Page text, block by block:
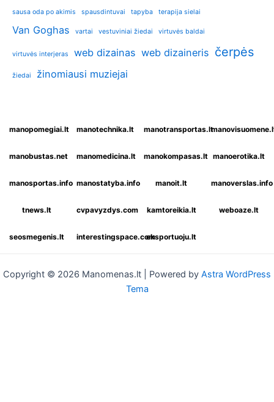
sausa oda po akimis spausdintuvai tapyba terapija sielai
Van Goghas vartai vestuviniai žiedai virtuvės baldai
virtuvės interjeras web dizainas web dizaineris čerpės
žiedai žinomiausi muziejai
manopomegiai.lt manotechnika.lt manotransportas.lt
manobustas.net manomedicina.lt manokompasas.lt manoerotika.lt
manosportas.info manostatyba.info manoit.lt manoverslas.info
tnews.lt cvpavyzdys.com kamtoreikia.lt weboaze.lt
seosmegenis.lt interestingspace.comeksportuoju.lt
Copyright © 2026 Manomenas.lt | Powered by Astra WordPress
Tema